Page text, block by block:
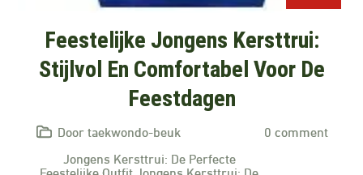
Feestelijke Jongens Kersttrui:
Stijlvol En Comfortabel Voor De
Feestdagen
Door taekwondo-beuk
0 comment
Jongens Kersttrui: De Perfecte